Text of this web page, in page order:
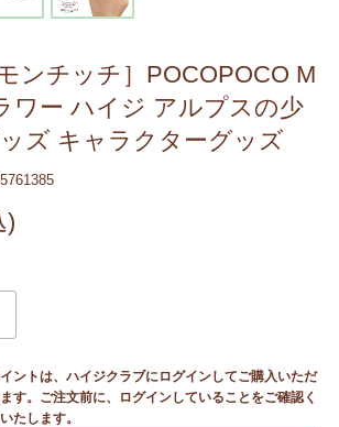
ンチッチ］POCOPOCO M
ワー ハイジ アルプスの少
ズ キャラクターグッズ
)
イントは、ハイジクラブにログインしてご購入いただ
す。ご注文前に、ログインしていることをご確認く
たします。